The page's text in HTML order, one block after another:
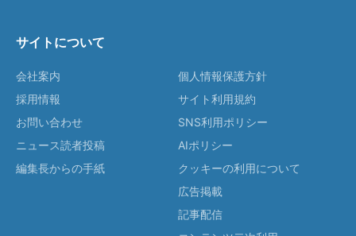
サイトについて
会社案内
採用情報
お問い合わせ
ニュース読者投稿
編集長からの手紙
個人情報保護方針
サイト利用規約
SNS利用ポリシー
AIポリシー
クッキーの利用について
広告掲載
記事配信